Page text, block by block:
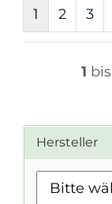
1 2 3
1 bis
Hersteller